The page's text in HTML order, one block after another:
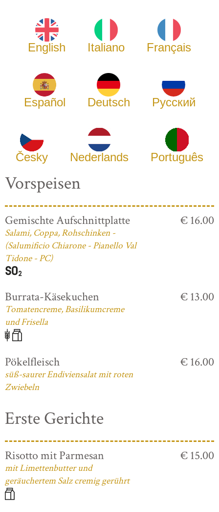
English Italiano Français
Español Deutsch Русский
Česky Nederlands Português
Vorspeisen
Gemischte Aufschnittplatte
Salami, Coppa, Rohschinken -
(Salumificio Chiarone - Pianello Val
Tidone - PC)
€ 16.00
Burrata-Käsekuchen
Tomatencreme, Basilikumcreme
und Frisella
€ 13.00
Pökelfleisch
süß-saurer Endiviensalat mit roten
Zwiebeln
€ 16.00
Erste Gerichte
Risotto mit Parmesan
mit Limettenbutter und
geräuchertem Salz cremig gerührt
€ 15.00